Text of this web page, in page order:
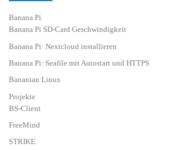
Banana Pi
Banana Pi SD-Card Geschwindigkeit
Banana Pi: Nextcloud installieren
Banana Pi: Seafile mit Autostart und HTTPS
Bananian Linux
Projekte
BS-Client
FreeMind
STRIKE